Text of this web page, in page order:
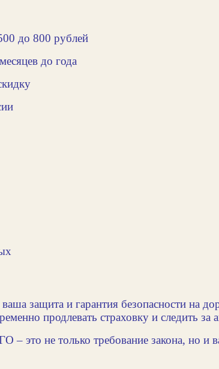
до 800 рублей
до года
защита и гарантия безопасности
продлевать страховку и следить за
это не только требование закона, но и